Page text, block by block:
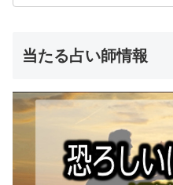
当たる占い師情報